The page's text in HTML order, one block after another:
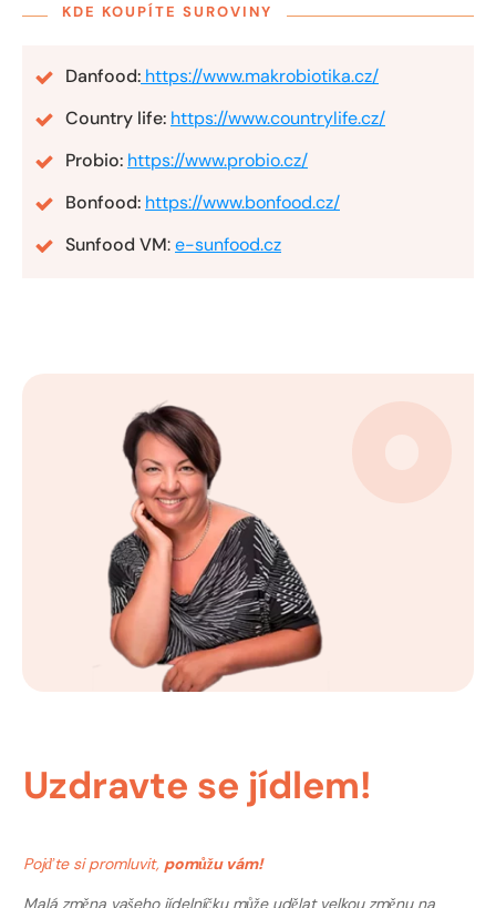
KDE KOUPÍTE SUROVINY
Danfood: https://www.makrobiotika.cz/
Country life: https://www.countrylife.cz/
Probio: https://www.probio.cz/
Bonfood: https://www.bonfood.cz/
Sunfood VM:e-sunfood.cz
Uzdravte se jídlem!
Pojďte si promluvit, pomůžu vám!
Malá změna vašeho jídelníčku může udělat velkou změnu na